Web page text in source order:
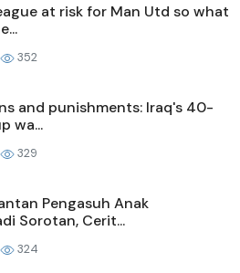
at risk for Man Utd so what
352
and punishments: Iraq's 40-
wa...
329
Pengasuh Anak
Sorotan, Cerit...
324